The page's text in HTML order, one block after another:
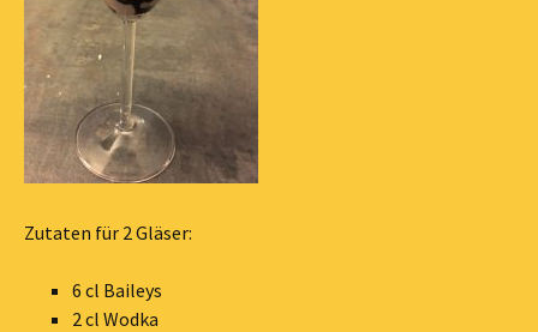
Zutaten für 2 Gläser:
6 cl Baileys
2 cl Wodka